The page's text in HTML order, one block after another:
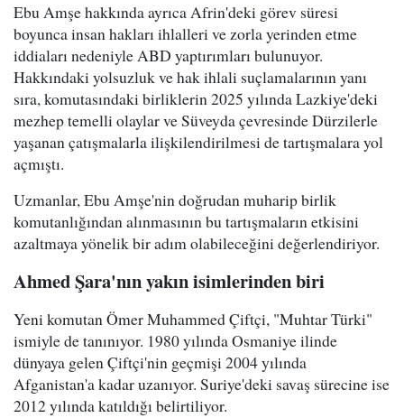
Ebu Amşe hakkında ayrıca Afrin'deki görev süresi
boyunca insan hakları ihlalleri ve zorla yerinden etme
iddiaları nedeniyle ABD yaptırımları bulunuyor.
Hakkındaki yolsuzluk ve hak ihlali suçlamalarının yanı
sıra, komutasındaki birliklerin 2025 yılında Lazkiye'deki
mezhep temelli olaylar ve Süveyda çevresinde Dürzilerle
yaşanan çatışmalarla ilişkilendirilmesi de tartışmalara yol
açmıştı.
Uzmanlar, Ebu Amşe'nin doğrudan muharip birlik
komutanlığından alınmasının bu tartışmaların etkisini
azaltmaya yönelik bir adım olabileceğini değerlendiriyor.
Ahmed Şara'nın yakın isimlerinden biri
Yeni komutan Ömer Muhammed Çiftçi, "Muhtar Türki"
ismiyle de tanınıyor. 1980 yılında Osmaniye ilinde
dünyaya gelen Çiftçi'nin geçmişi 2004 yılında
Afganistan'a kadar uzanıyor. Suriye'deki savaş sürecine ise
2012 yılında katıldığı belirtiliyor.